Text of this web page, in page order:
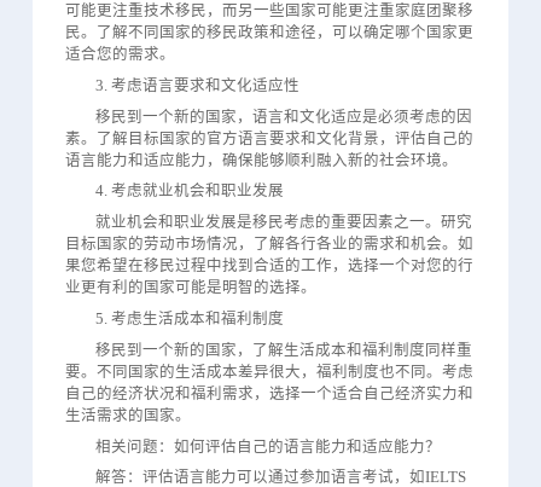
可能更注重技术移民，而另一些国家可能更注重家庭团聚移
民。了解不同国家的移民政策和途径，可以确定哪个国家更
适合您的需求。
3. 考虑语言要求和文化适应性
移民到一个新的国家，语言和文化适应是必须考虑的因
素。了解目标国家的官方语言要求和文化背景，评估自己的
语言能力和适应能力，确保能够顺利融入新的社会环境。
4. 考虑就业机会和职业发展
就业机会和职业发展是移民考虑的重要因素之一。研究
目标国家的劳动市场情况，了解各行各业的需求和机会。如
果您希望在移民过程中找到合适的工作，选择一个对您的行
业更有利的国家可能是明智的选择。
5. 考虑生活成本和福利制度
移民到一个新的国家，了解生活成本和福利制度同样重
要。不同国家的生活成本差异很大，福利制度也不同。考虑
自己的经济状况和福利需求，选择一个适合自己经济实力和
生活需求的国家。
相关问题：如何评估自己的语言能力和适应能力？
解答：评估语言能力可以通过参加语言考试，如IELTS